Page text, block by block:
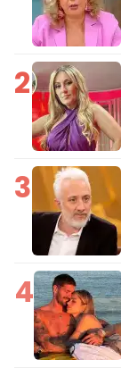
2
3
4